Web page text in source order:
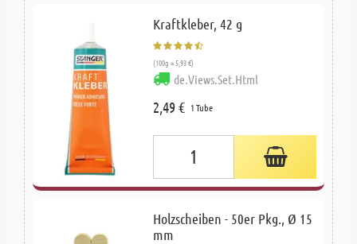
Kraftkleber, 42 g
(100g = 5,93 €)
de.Views.Set.Html
2,49 € 1 Tube
Holzscheiben - 50er Pkg., Ø 15
mm